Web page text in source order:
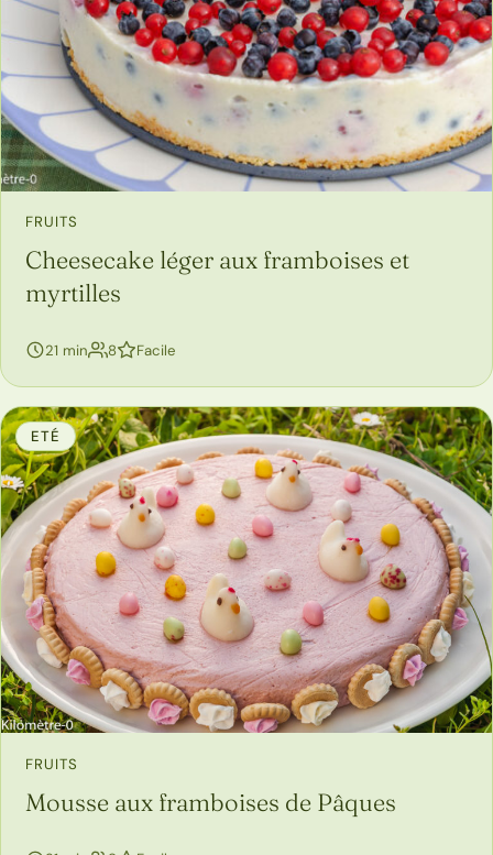
FRUITS
Cheesecake léger aux framboises et
myrtilles
21 min 8personnes
Facile
ETÉ
FRUITS
Mousse aux framboises de Pâques